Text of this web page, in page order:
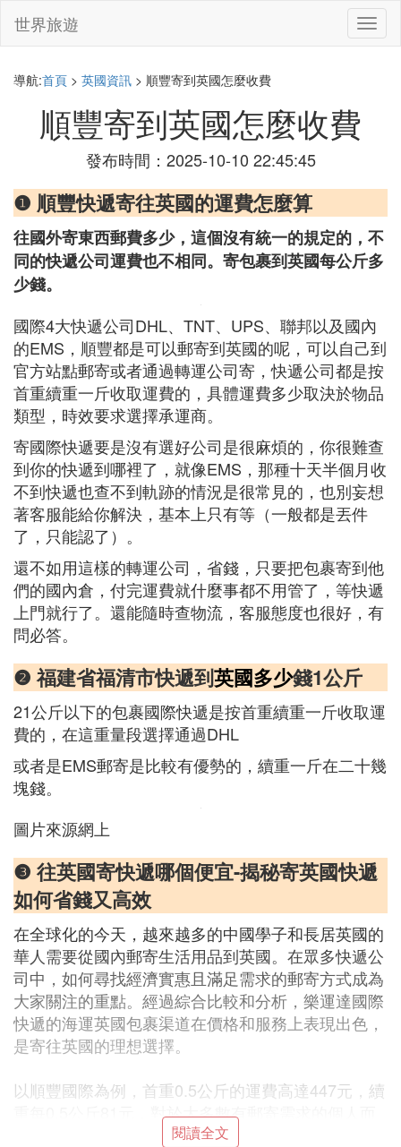
切
換
世界旅遊
導航:首頁 > 英國資訊 > 順豐寄到英國怎麼收費
順豐寄到英國怎麼收費
發布時間：2025-10-10 22:45:45
❶ 順豐快遞寄往英國的運費怎麼算
往國外寄東西郵費多少，這個沒有統一的規定的，不
同的快遞公司運費也不相同。寄包裹到英國每公斤多
少錢。
國際4大快遞公司DHL、TNT、UPS、聯邦以及國內
的EMS，順豐都是可以郵寄到英國的呢，可以自己到
官方站點郵寄或者通過轉運公司寄，快遞公司都是按
首重續重一斤收取運費的，具體運費多少取決於物品
類型，時效要求選擇承運商。
寄國際快遞要是沒有選好公司是很麻煩的，你很難查
到你的快遞到哪裡了，就像EMS，那種十天半個月收
不到快遞也查不到軌跡的情況是很常見的，也別妄想
著客服能給你解決，基本上只有等（一般都是丟件
了，只能認了）。
還不如用這樣的轉運公司，省錢，只要把包裹寄到他
們的國內倉，付完運費就什麼事都不用管了，等快遞
上門就行了。還能隨時查物流，客服態度也很好，有
問必答。
❷ 福建省福清市快遞到英國多少錢1公斤
21公斤以下的包裹國際快遞是按首重續重一斤收取運
費的，在這重量段選擇通過DHL
或者是EMS郵寄是比較有優勢的，續重一斤在二十幾
塊錢。
圖片來源網上
❸ 往英國寄快遞哪個便宜-揭秘寄英國快遞
如何省錢又高效
在全球化的今天，越來越多的中國學子和長居英國的
華人需要從國內郵寄生活用品到英國。在眾多快遞公
司中，如何尋找經濟實惠且滿足需求的郵寄方式成為
大家關注的重點。經過綜合比較和分析，樂運達國際
快遞的海運英國包裹渠道在價格和服務上表現出色，
是寄往英國的理想選擇。
以順豐國際為例，首重0.5公斤的運費高達447元，續
重每0.5公斤81元，對於大多數有郵寄需求的個人而
言，費用顯得較高。而其他知名快遞公司如UPS、Fe
閱讀全文